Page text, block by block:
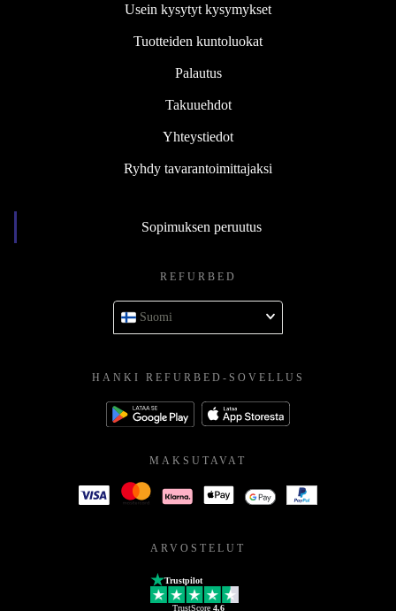
Usein kysytyt kysymykset
Tuotteiden kuntoluokat
Palautus
Takuuehdot
Yhteystiedot
Ryhdy tavarantoimittajaksi
Sopimuksen peruutus
REFURBED
Suomi
HANKI REFURBED-SOVELLUS
MAKSUTAVAT
ARVOSTELUT
Trustpilot
TrustScore 4.6